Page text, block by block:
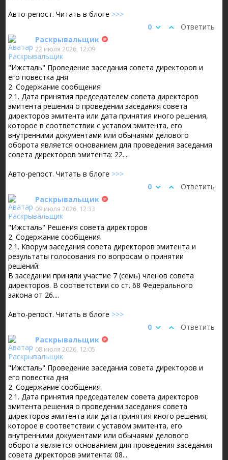
Авто-репост. Читать в блоге >>>
Ответить
0
Раскрывальщик
22 июля 2026, 12:09
"Ижсталь" Проведение заседания совета директоров и
его повестка дня
2. Содержание сообщения
2.1. Дата принятия председателем совета директоров
эмитента решения о проведении заседания совета
директоров эмитента или дата принятия иного решения,
которое в соответствии с уставом эмитента, его
внутренними документами или обычаями делового
оборота является основанием для проведения заседания
совета директоров эмитента: 22....
Авто-репост. Читать в блоге >>>
Ответить
0
Раскрывальщик
09 июля 2026, 12:33
"Ижсталь" Решения совета директоров
2. Содержание сообщения
2.1. Кворум заседания совета директоров эмитента и
результаты голосования по вопросам о принятии
решений:
В заседании приняли участие 7 (семь) членов совета
директоров. В соответствии со ст. 68 Федерального
закона от 26....
Авто-репост. Читать в блоге >>>
Ответить
0
Раскрывальщик
08 июля 2026, 12:05
"Ижсталь" Проведение заседания совета директоров и
его повестка дня
2. Содержание сообщения
2.1. Дата принятия председателем совета директоров
эмитента решения о проведении заседания совета
директоров эмитента или дата принятия иного решения,
которое в соответствии с уставом эмитента, его
внутренними документами или обычаями делового
оборота является основанием для проведения заседания
совета директоров эмитента: 08....